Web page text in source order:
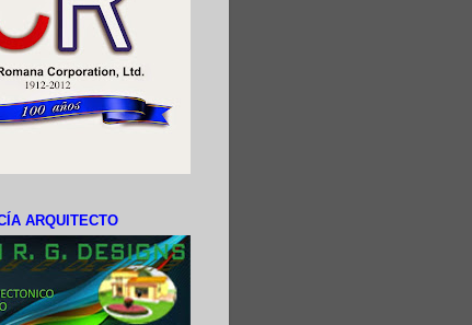
ARQUITECTO